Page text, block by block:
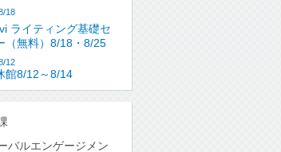
18
ライティング基礎セ
（無料）8/18・8/25
12
館8/12～8/14
バルエンゲージメン